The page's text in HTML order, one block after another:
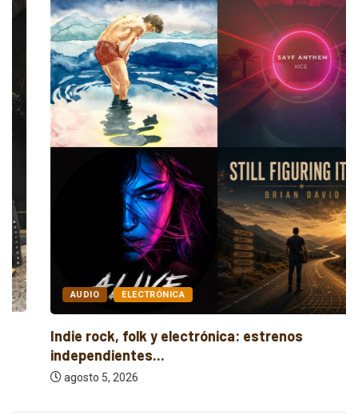
ELECTRÓNICA
Indie rock, folk y electrónica: estrenos
independientes...
agosto 5, 2026